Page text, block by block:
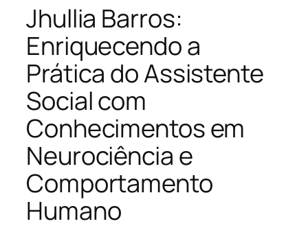
Jhullia Barros:
Enriquecendo a
Prática do Assistente
Social com
Conhecimentos em
Neurociência e
Comportamento
Humano